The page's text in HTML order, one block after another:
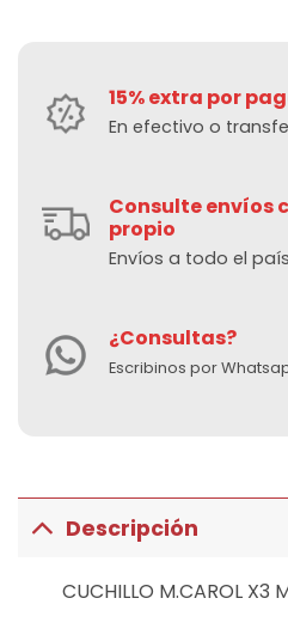
15% extra por
En efectivo o
Consulte envíos
propio
Envíos a todo el
¿Consultas?
Escribinos por
Descripción
CUCHILLO M.CAROL X3